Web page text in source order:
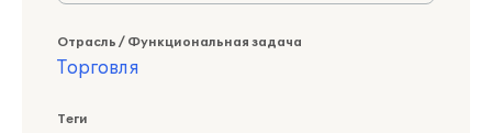
Отрасль / Функциональная задача
Торговля
Теги